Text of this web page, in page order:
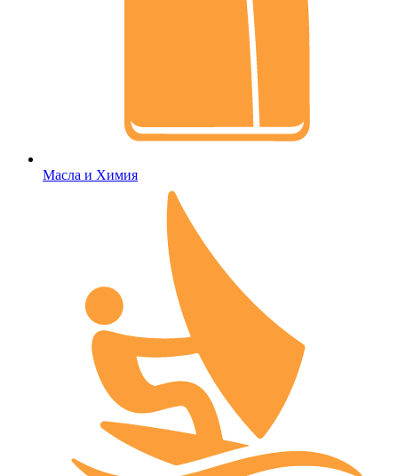
Масла и Химия